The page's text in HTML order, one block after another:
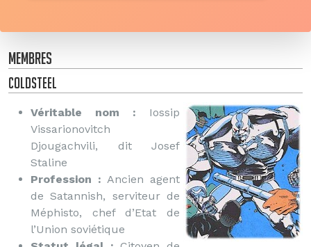
Membres
Coldsteel
Véritable nom : Iossip
Vissarionovitch
Djougachvili, dit Josef
Staline
Profession : Ancien agent
de Satannish, serviteur de
Méphisto, chef d’Etat de
l’Union soviétique